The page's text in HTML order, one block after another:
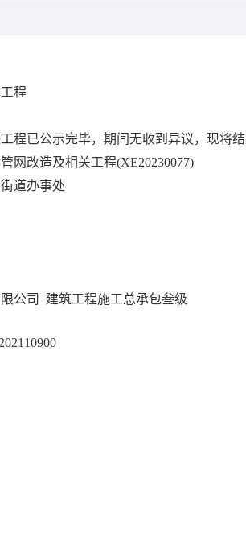
程
程已公示完毕，期间无收到异议，现将结
网改造及相关工程(XE20230077)
道办事处
公司
建筑工程施工总承包叁级